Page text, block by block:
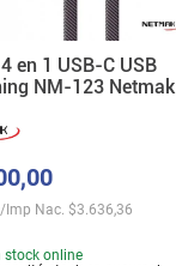
en 1 USB-C USB
NM-123 Netmak
,00
Imp Nac. $3.636,36
stock online